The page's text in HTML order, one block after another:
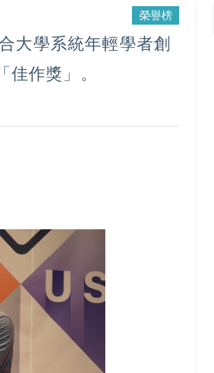
榮譽榜
大學系統年輕學者創
作獎」。